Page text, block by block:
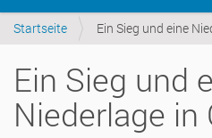
k
Startseite Ein Sieg und eine
Ein Sieg und
Niederlage in